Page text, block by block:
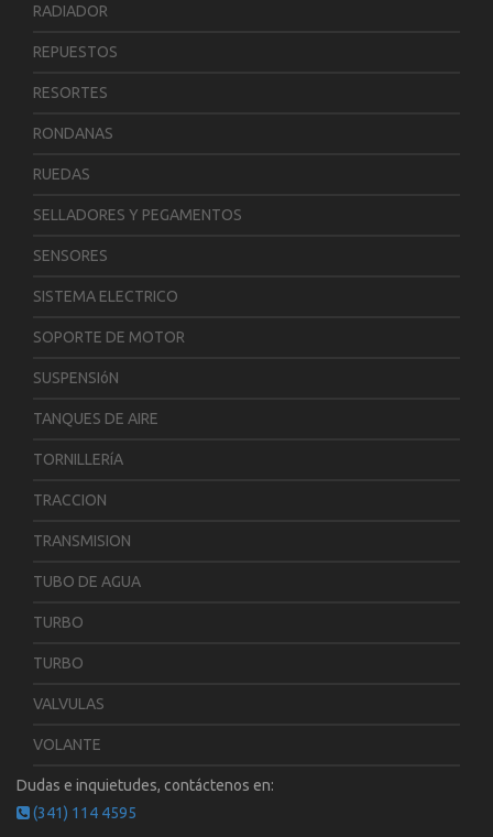
RADIADOR
REPUESTOS
RESORTES
RONDANAS
RUEDAS
SELLADORES Y PEGAMENTOS
SENSORES
SISTEMA ELECTRICO
SOPORTE DE MOTOR
SUSPENSIóN
TANQUES DE AIRE
TORNILLERíA
TRACCION
TRANSMISION
TUBO DE AGUA
TURBO
TURBO
VALVULAS
VOLANTE
Dudas e inquietudes, contáctenos en:
(341) 114 4595